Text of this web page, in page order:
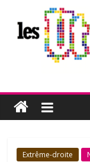
contenu
Les
RevueExtrême-droite